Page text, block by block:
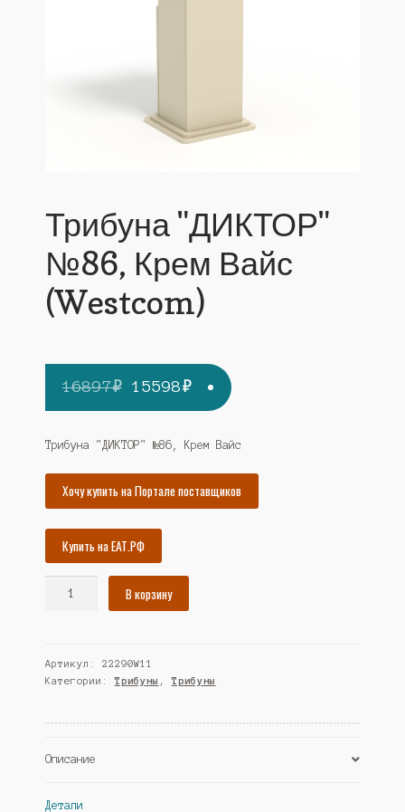
Трибуна "ДИКТОР"
№86, Крем Вайс
(Westcom)
16897₽ Первоначальная
цена
составляла
16897₽.
15598₽Текущая
цена:
15598₽.
Трибуна "ДИКТОР" №86, Крем Вайс
Хочу купить на Портале поставщиков
Купить на ЕАТ.РФ
№86,
Крем
(Westcom)
В корзину
Артикул: 22290W11
Категории:Трибуны ,Трибуны
Описание
Детали